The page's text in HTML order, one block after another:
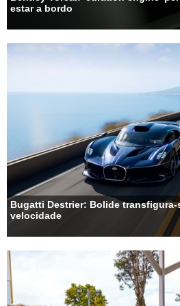
estar a bordo
Bugatti Destrier: Bolide
velocidade